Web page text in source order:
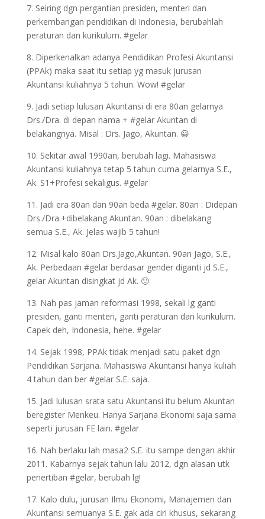
7. Seiring dgn pergantian presiden, menteri dan
perkembangan pendidikan di Indonesia, berubahlah
peraturan dan kurikulum. #gelar
8. Diperkenalkan adanya Pendidikan Profesi Akuntansi
(PPAk) maka saat itu setiap yg masuk jurusan
Akuntansi kuliahnya 5 tahun. Wow! #gelar
9. Jadi setiap lulusan Akuntansi di era 80an gelarnya
Drs./Dra. di depan nama + #gelar Akuntan di
belakangnya. Misal : Drs. Jago, Akuntan. 😀
10. Sekitar awal 1990an, berubah lagi. Mahasiswa
Akuntansi kuliahnya tetap 5 tahun cuma gelarnya S.E.,
Ak. S1+Profesi sekaligus. #gelar
11. Jadi era 80an dan 90an beda #gelar. 80an : Didepan
Drs./Dra.+dibelakang Akuntan. 90an : dibelakang
semua S.E., Ak. Jelas wajib 5 tahun!
12. Misal kalo 80an Drs.Jago,Akuntan. 90an Jago, S.E.,
Ak. Perbedaan #gelar berdasar gender diganti jd S.E.,
gelar Akuntan disingkat jd Ak. 🙂
13. Nah pas jaman reformasi 1998, sekali lg ganti
presiden, ganti menteri, ganti peraturan dan kurikulum.
Capek deh, Indonesia, hehe. #gelar
14. Sejak 1998, PPAk tidak menjadi satu paket dgn
Pendidikan Sarjana. Mahasiswa Akuntansi hanya kuliah
4 tahun dan ber #gelar S.E. saja.
15. Jadi lulusan srata satu Akuntansi itu belum Akuntan
beregister Menkeu. Hanya Sarjana Ekonomi saja sama
seperti jurusan FE lain. #gelar
16. Nah berlaku lah masa2 S.E. itu sampe dengan akhir
2011. Kabarnya sejak tahun lalu 2012, dgn alasan utk
penertiban #gelar, berubah lg!
17. Kalo dulu, jurusan Ilmu Ekonomi, Manajemen dan
Akuntansi semuanya S.E. gak ada ciri khusus, sekarang